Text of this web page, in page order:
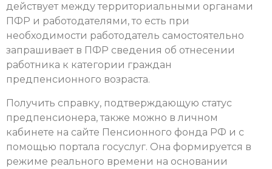
действует между территориальными органами
ПФР и работодателями, то есть при
необходимости работодатель самостоятельно
запрашивает в ПФР сведения об отнесении
работника к категории граждан
предпенсионного возраста.
Получить справку, подтверждающую статус
предпенсионера, также можно в личном
кабинете на сайте Пенсионного фонда РФ и с
помощью портала госуслуг. Она формируется в
режиме реального времени на основании